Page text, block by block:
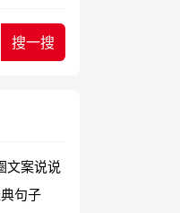
文案说说
句子